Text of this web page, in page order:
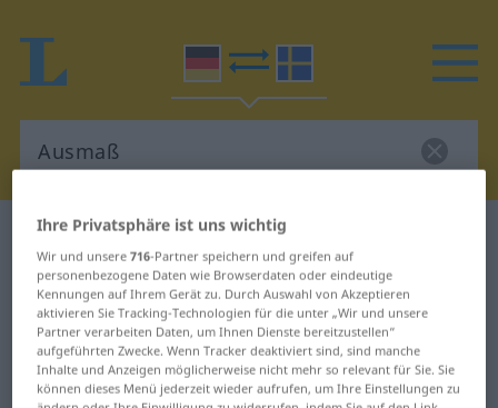
Deutsch-Schwedisch Wörterbuch
Deutsch-Schwedisch Übersetzung
für "Ausmaß"
"Ausmaß" Schwedisch Übersetzung
Ihre Privatsphäre ist uns wichtig
Wir und unsere716-Partner speichern und greifen auf
personenbezogene Daten wie Browserdaten oder eindeutige
Kennungen auf Ihrem Gerät zu. Durch Auswahl von Akzeptieren
aktivieren Sie Tracking-Technologien für die unter „Wir und unsere
Partner verarbeiten Daten, um Ihnen Dienste bereitzustellen“
aufgeführten Zwecke. Wenn Tracker deaktiviert sind, sind manche
Inhalte und Anzeigen möglicherweise nicht mehr so relevant für Sie. Sie
können dieses Menü jederzeit wieder aufrufen, um Ihre Einstellungen zu